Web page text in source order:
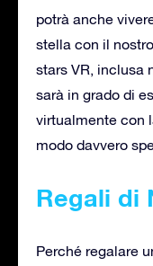
potrà anche
stella con il
stars VR, inclusa
sarà in grado di
virtualmente con
modo davvero
Regali di
Perché regalare